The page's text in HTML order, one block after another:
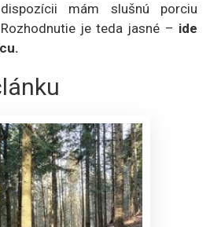
mám slušnú porciu
je teda jasné – ide